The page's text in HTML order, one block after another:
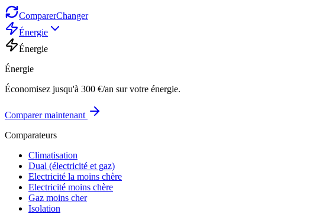
ComparerChanger
Énergie
Énergie
Énergie
Économisez jusqu'à 300 €/an sur votre énergie.
Comparer maintenant
Comparateurs
Climatisation
Dual (électricité et gaz)
Electricité la moins chère
Electricité moins chère
Gaz moins cher
Isolation